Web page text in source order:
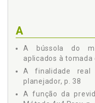
ESTRUTURA,
3.1 RGPS: PÚBLICO,
3.2 RPPS:
CARGO EFETIVO, p.
3.3
FACULTATIVA,
3.4
A
A bússola do
aplicados à tomada
A finalidade
planejador, p. 38
A função da